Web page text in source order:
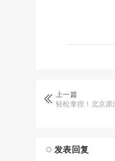
上一篇
轻松拿捏！北京原
发表回复